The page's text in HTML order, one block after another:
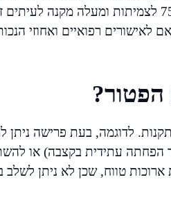
נכות של 75% לצמיתות ומעלה מקנה
רפואיים ואחוזי
לדוגמה, בעת פרישה ניתן
הפחתה עתידית בקצבה) או
טווח, שכן לא ניתן לשלב